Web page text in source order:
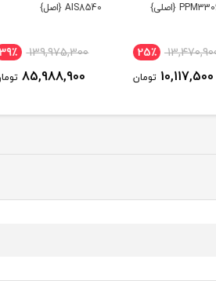
25٪
تومان
AIS8540 {اصل}
139,975,300 39٪
85,988,900 تومان